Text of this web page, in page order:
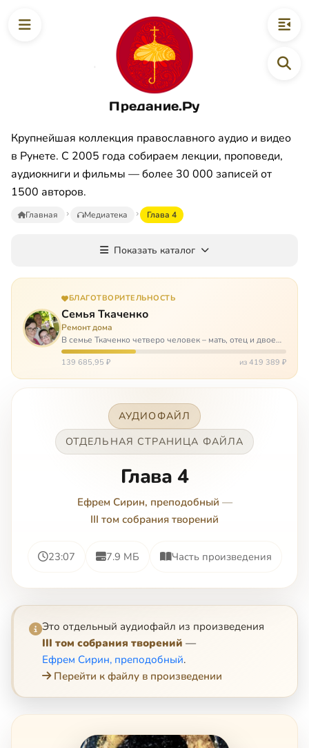
Предание.Ру
Крупнейшая коллекция православного аудио и видео
в Рунете. С 2005 года собираем лекции, проповеди,
аудиокниги и фильмы — более 30 000 записей от
1500 авторов.
Главная Медиатека Глава 4
Показать каталог
БЛАГОТВОРИТЕЛЬНОСТЬ
Семья Ткаченко
Ремонт дома
В семье Ткаченко четверо человек – мать, отец и двое
сыновей. И это семья – крепость. У них столько проблем
и бед, что хватило бы на много семей. Трое из четверых
139 685,95 ₽ из 419 389 ₽
АУДИОФАЙЛ
ОТДЕЛЬНАЯ СТРАНИЦА ФАЙЛА
Глава 4
Ефрем Сирин, преподобный —
III том собрания творений
23:07 7.9 МБ Часть произведения
Это отдельный аудиофайл из произведения
III том собрания творений —
Ефрем Сирин, преподобный.
Перейти к файлу в произведении